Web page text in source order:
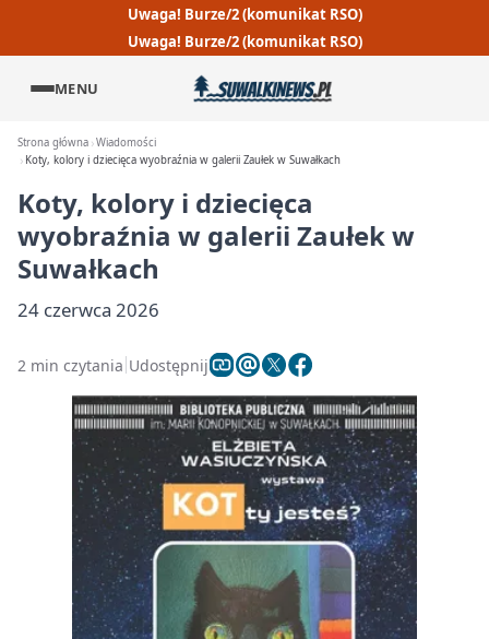
Uwaga! Burze/2 (komunikat RSO)
Uwaga! Burze/2 (komunikat RSO)
MENU
Strona główna Wiadomości
Koty, kolory i dziecięca wyobraźnia w galerii Zaułek w Suwałkach
Koty, kolory i dziecięca
wyobraźnia w galerii Zaułek w
Suwałkach
24 czerwca 2026
2 min czytania Udostępnij